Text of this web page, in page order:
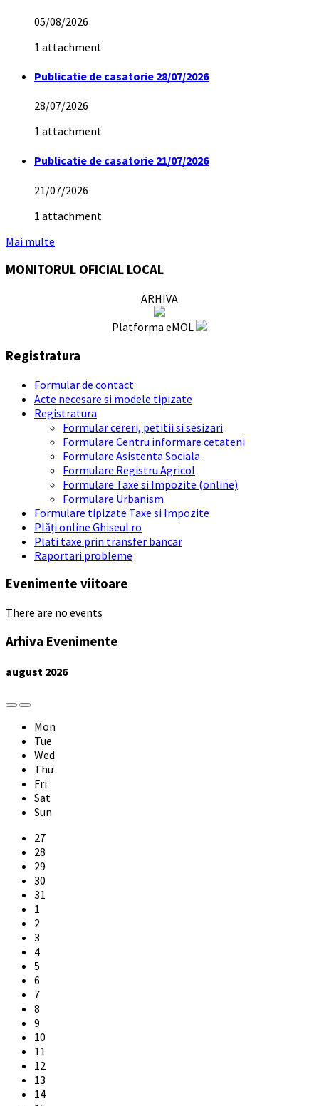
05/08/2026
1 attachment
Publicatie de casatorie 28/07/2026
28/07/2026
1 attachment
Publicatie de casatorie 21/07/2026
21/07/2026
1 attachment
Mai multe
MONITORUL OFICIAL LOCAL
ARHIVA
Platforma eMOL
Registratura
Formular de contact
Acte necesare si modele tipizate
Registratura
Formular cereri, petitii si sesizari
Formulare Centru informare cetateni
Formulare Asistenta Sociala
Formulare Registru Agricol
Formulare Taxe si Impozite (online)
Formulare Urbanism
Formulare tipizate Taxe si Impozite
Plăți online Ghiseul.ro
Plati taxe prin transfer bancar
Raportari probleme
Evenimente viitoare
There are no events
Arhiva Evenimente
august 2026
Previous
Month
Next
Month
Mon
Tue
Wed
Thu
Fri
Sat
Sun
Skip
calendar
days
27
28
29
30
31
1
2
3
4
5
6
7
8
9
10
11
12
13
14